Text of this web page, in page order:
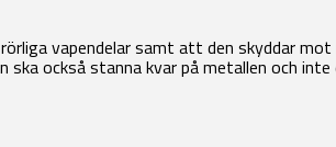
vapendelar samt att den skyddar
också stanna kvar på metallen och